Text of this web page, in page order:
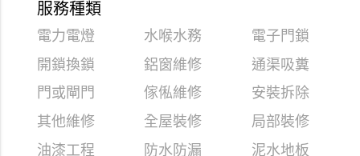
服務種類
電力電燈 水喉水務
電子門鎖
開鎖換鎖
鋁窗維修
通渠吸糞
門或閘門
傢俬維修
安裝拆除
其他維修
全屋裝修
局部裝修
油漆工程
防水防漏
泥水地板